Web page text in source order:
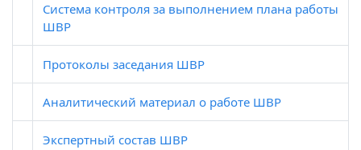
Система контроля за выполнением плана работы
ШВР
Протоколы заседания ШВР
Аналитический материал о работе ШВР
Экспертный состав ШВР